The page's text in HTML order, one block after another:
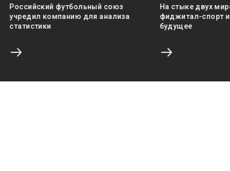
Российский футбольный союз
учредил компанию для анализа
статистики
На стыке двух
фиджитал-спорт
будущее